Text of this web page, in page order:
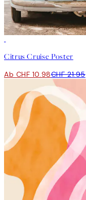
Citrus Cruise Poster
Ab CHF 10.98CHF 21.95